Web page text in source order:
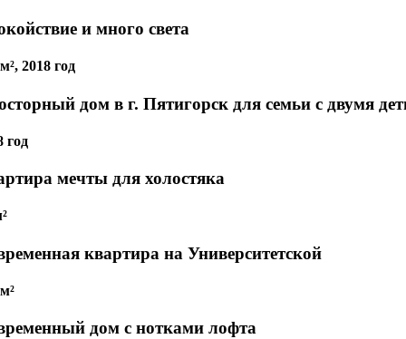
и много света
2018 год
дом в г. Пятигорск для семьи с двумя
год
мечты для холостяка
квартира на Университетской
дом с нотками лофта